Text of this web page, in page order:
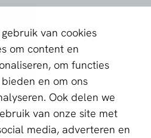
van cookies
om content en
om functies
en om ons
Ook delen we
van onze site met
media, adverteren en